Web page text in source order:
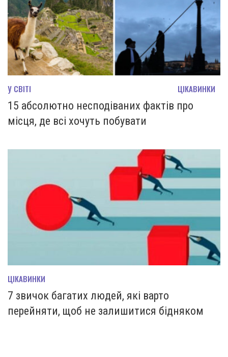
У СВІТІ ЦІКАВИНКИ
15 абсолютно несподіваних фактів про
місця, де всі хочуть побувати
ЦІКАВИНКИ
7 звичок багатих людей, які варто
перейняти, щоб не залишитися бідняком